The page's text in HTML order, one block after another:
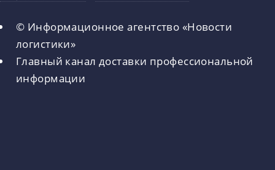
© Информационное агентство «Новости
логистики»
Главный канал доставки профессиональной
информации